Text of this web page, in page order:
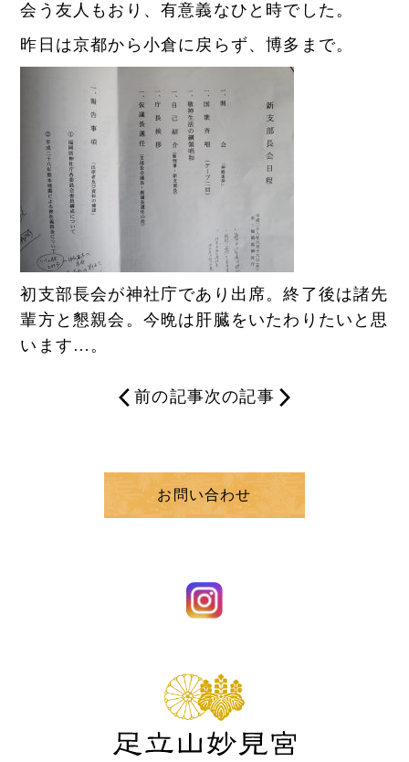
会う友人もおり、有意義なひと時でした。
昨日は京都から小倉に戻らず、博多まで。
初支部長会が神社庁であり出席。終了後は諸先
輩方と懇親会。今晩は肝臓をいたわりたいと思
います…。
前の記事次の記事
お問い合わせ